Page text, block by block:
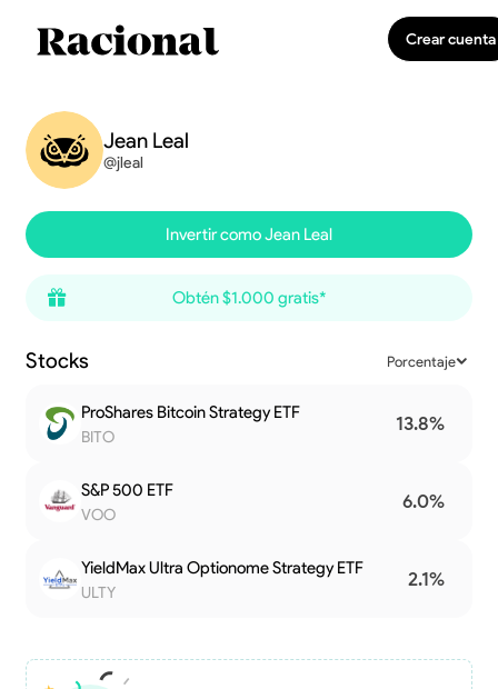
Crear cuenta
Jean Leal
@jleal
Invertir como Jean Leal
Obtén $1.000 gratis*
Stocks Porcentaje
ProShares Bitcoin Strategy ETF
BITO
13.8%
S&P 500 ETF
VOO
6.0%
YieldMax Ultra Optionome Strategy ETF
ULTY
2.1%